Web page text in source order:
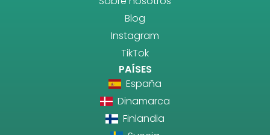
Blog
Instagram
TikTok
PAÍSES
España
Dinamarca
Finlandia